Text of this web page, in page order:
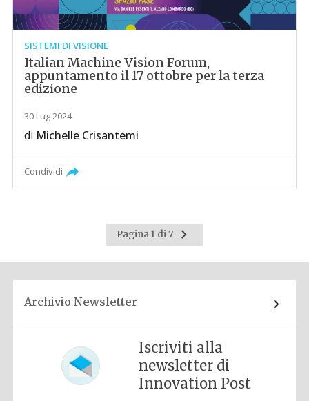
SISTEMI DI VISIONE
Italian Machine Vision Forum,
appuntamento il 17 ottobre per la terza
edizione
30 Lug 2024
di Michelle Crisantemi
Condividi
Pagina 1 di 7
Pagina
successiva
Archivio Newsletter
Iscriviti alla
newsletter di
Innovation Post